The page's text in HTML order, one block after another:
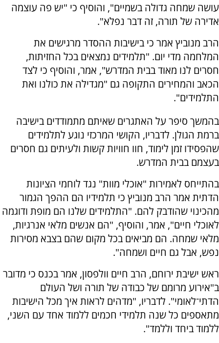
עושה שמחה גדולה בשמיים", והוסיף כי "יש פה עוצמה
אדירה של תורה, זה דבר נפלא".
הרב מנוביץ אמר כי בישיבות ההסדר מרגישים את
המלחמה מדי יום. "תלמידים נמצאים בכל החזיתות,
חסרים לנו מאוד בבית המדרש", אמר, והוסיף כי לצד
הכאב והמחירים התקופה גם "מגדילה את כולנו ואת
התלמידים".
בהמשך סיפר על האתגרים שאיתם מתמודדים בישיבה
ברמת הגולן. לדבריו, הקושי המרכזי נוגע לתלמידים
שהפסידו זמן לימוד, חוו חוויות קשות ולעיתים גם חסרים
בעצמם בבית המדרש.
בהתייחס לאמירות "אוכלי מוות" נגד לוחמי הציונות
הדתית אמר הרב מנוביץ כי תלמידיו הם ההפך הגמור
מהכינוי שהודבק להם. "התלמידים שלנו הם מופת ודוגמה
לאוכלי חיים", אמר, והוסיף, "הם אנשים מלאי אנרגיות,
מלאי שמחה. הם מביאים בכל מקום שהם בצבא מסירות
נפש, אבל גם חיים ושמחה".
ראש ישיבת ירוחם, הרב חיים וולפסון, אמר בכנס כי מדובר
ב"אירוע מרומם של כבודה של תורה ושל העולם
הדתי־לאומי". לדבריו, "מדהים לראות איך מכל הישיבות
מתאספים כל שנה תלמידי חכמים ללמוד אחד עם השני,
ללמוד ביחד וללמד".